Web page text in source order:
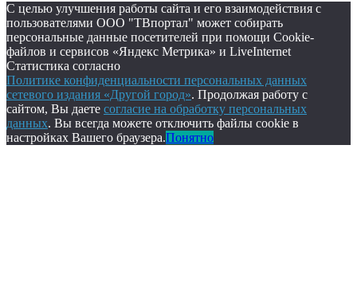
С целью улучшения работы сайта и его взаимодействия с
пользователями ООО "ТВпортал" может собирать
персональные данные посетителей при помощи Cookie-
файлов и сервисов «Яндекс Метрика» и LiveInternet
Статистика согласно
Политике конфиденциальности персональных данных
сетевого издания «Другой город». Продолжая работу с
сайтом, Вы даете согласие на обработку персональных
данных. Вы всегда можете отключить файлы cookie в
настройках Вашего браузера.Понятно